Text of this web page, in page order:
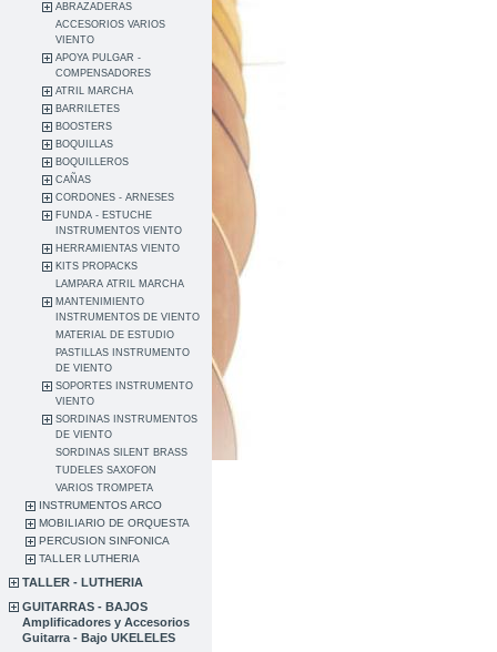
ABRAZADERAS
ACCESORIOS VARIOS
VIENTO
APOYA PULGAR -
COMPENSADORES
ATRIL MARCHA
BARRILETES
BOOSTERS
BOQUILLAS
BOQUILLEROS
CAÑAS
CORDONES - ARNESES
FUNDA - ESTUCHE
INSTRUMENTOS VIENTO
HERRAMIENTAS VIENTO
KITS PROPACKS
LAMPARA ATRIL MARCHA
MANTENIMIENTO
INSTRUMENTOS DE VIENTO
MATERIAL DE ESTUDIO
PASTILLAS INSTRUMENTO
DE VIENTO
SOPORTES INSTRUMENTO
VIENTO
SORDINAS INSTRUMENTOS
DE VIENTO
SORDINAS SILENT BRASS
TUDELES SAXOFON
VARIOS TROMPETA
INSTRUMENTOS ARCO
MOBILIARIO DE ORQUESTA
PERCUSION SINFONICA
TALLER LUTHERIA
TALLER - LUTHERIA
GUITARRAS - BAJOS
Amplificadores y Accesorios
Guitarra - Bajo UKELELES